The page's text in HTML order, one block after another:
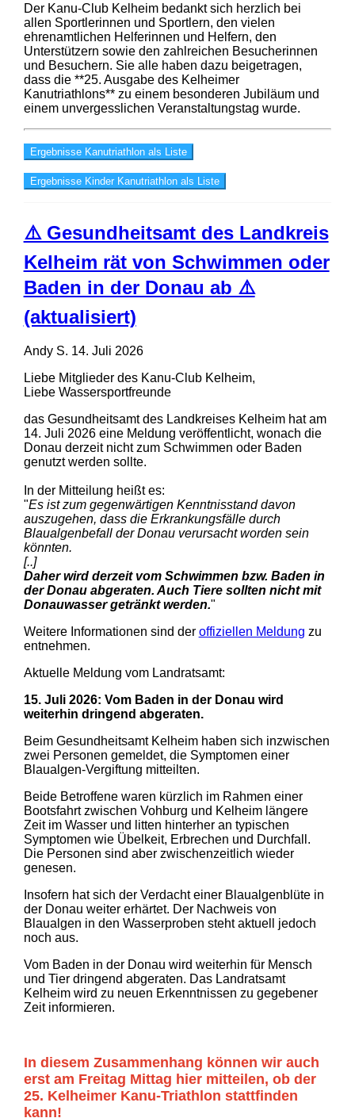
Der Kanu-Club Kelheim bedankt sich herzlich bei
allen Sportlerinnen und Sportlern, den vielen
ehrenamtlichen Helferinnen und Helfern, den
Unterstützern sowie den zahlreichen Besucherinnen
und Besuchern. Sie alle haben dazu beigetragen,
dass die **25. Ausgabe des Kelheimer
Kanutriathlons** zu einem besonderen Jubiläum und
einem unvergesslichen Veranstaltungstag wurde.
Ergebnisse Kanutriathlon als Liste
Ergebnisse Kinder Kanutriathlon als Liste
⚠️ Gesundheitsamt des Landkreis
Kelheim rät von Schwimmen oder
Baden in der Donau ab ⚠️
(aktualisiert)
Andy S. 14. Juli 2026
Liebe Mitglieder des Kanu-Club Kelheim,
Liebe Wassersportfreunde
das Gesundheitsamt des Landkreises Kelheim hat am
14. Juli 2026 eine Meldung veröffentlicht, wonach die
Donau derzeit nicht zum Schwimmen oder Baden
genutzt werden sollte.
In der Mitteilung heißt es:
"Es ist zum gegenwärtigen Kenntnisstand davon
auszugehen, dass die Erkrankungsfälle durch
Blaualgenbefall der Donau verursacht worden sein
könnten.
[..]
Daher wird derzeit vom Schwimmen bzw. Baden in
der Donau abgeraten. Auch Tiere sollten nicht mit
Donauwasser getränkt werden."
Weitere Informationen sind der offiziellen Meldung zu
entnehmen.
Aktuelle Meldung vom Landratsamt:
15. Juli 2026: Vom Baden in der Donau wird
weiterhin dringend abgeraten.
Beim Gesundheitsamt Kelheim haben sich inzwischen
zwei Personen gemeldet, die Symptomen einer
Blaualgen-Vergiftung mitteilten.
Beide Betroffene waren kürzlich im Rahmen einer
Bootsfahrt zwischen Vohburg und Kelheim längere
Zeit im Wasser und litten hinterher an typischen
Symptomen wie Übelkeit, Erbrechen und Durchfall.
Die Personen sind aber zwischenzeitlich wieder
genesen.
Insofern hat sich der Verdacht einer Blaualgenblüte in
der Donau weiter erhärtet. Der Nachweis von
Blaualgen in den Wasserproben steht aktuell jedoch
noch aus.
Vom Baden in der Donau wird weiterhin für Mensch
und Tier dringend abgeraten. Das Landratsamt
Kelheim wird zu neuen Erkenntnissen zu gegebener
Zeit informieren.
In diesem Zusammenhang können wir auch
erst am Freitag Mittag hier mitteilen, ob der
25. Kelheimer Kanu-Triathlon stattfinden
kann!